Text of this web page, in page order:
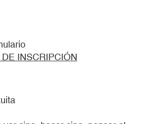
INSCRIPCIÓN